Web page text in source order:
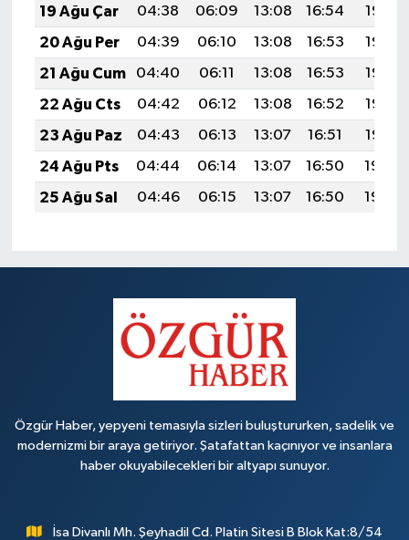
19 Ağu Çar
04:38 06:09 13:08 16:54
19:57
20 Ağu Per
04:39 06:10 13:08 16:53
19:56
21 Ağu Cum
04:40 06:11 13:08 16:53
19:55
22 Ağu Cts
04:42 06:12 13:08 16:52
19:53
23 Ağu Paz
04:43 06:13 13:07 16:51
19:52
24 Ağu Pts
04:44 06:14 13:07 16:50
19:50
25 Ağu Sal
04:46 06:15 13:07 16:50 19:49
Özgür Haber, yepyeni temasıyla sizleri buluştururken, sadelik ve
modernizmi bir araya getiriyor. Şatafattan kaçınıyor ve insanlara
haber okuyabilecekleri bir altyapı sunuyor.
İsa Divanlı Mh. Şeyhadil Cd. Platin Sitesi B Blok Kat:8/54